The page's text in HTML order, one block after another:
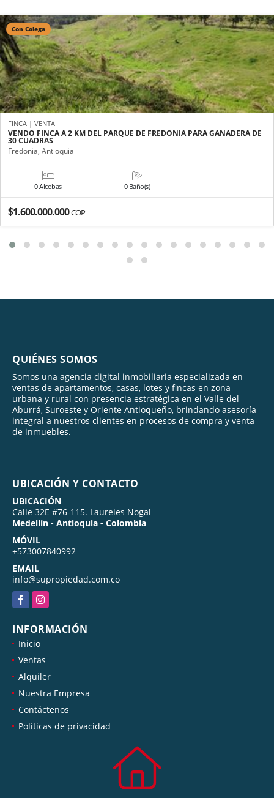
Con Colega
FINCA | VENTA
VENDO FINCA A 2 KM DEL PARQUE DE FREDONIA PARA GANADERA DE
30 CUADRAS
Fredonia, Antioquia
0 Alcobas 0 Baño(s)
$1.600.000.000COP
QUIÉNES SOMOS
Somos una agencia digital inmobiliaria especializada en
ventas de apartamentos, casas, lotes y fincas en zona
urbana y rural con presencia estratégica en el Valle del
Aburrá, Suroeste y Oriente Antioqueño, brindando asesoría
integral a nuestros clientes en procesos de compra y venta
de inmuebles.
UBICACIÓN Y CONTACTO
UBICACIÓN
Calle 32E #76-115. Laureles Nogal
Medellín - Antioquia - Colombia
MÓVIL
+573007840992
EMAIL
info@supropiedad.com.co
FacebookInstagram
INFORMACIÓN
Inicio
Ventas
Alquiler
Nuestra Empresa
Contáctenos
Políticas de privacidad